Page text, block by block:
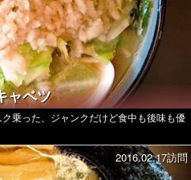
ャベツ
乗った、ジャンクだけど食中も後味も優
2016.02.17訪問